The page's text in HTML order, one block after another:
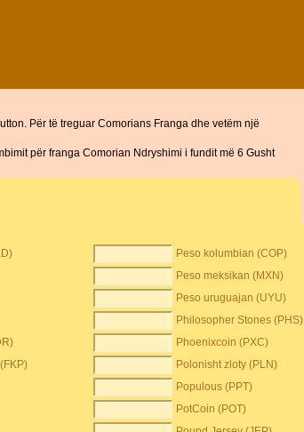
Për të treguar Comorians Franga dhe vetëm një
për franga Comorian Ndryshimi i fundit më 6 Gusht
Peso kolumbian (COP)
Peso meksikan (MXN)
Peso uruguajan (UYU)
Philosopher Stones (PHS)
Phoenixcoin (PXC)
Polonisht zloty (PLN)
Populous (PPT)
PotCoin (POT)